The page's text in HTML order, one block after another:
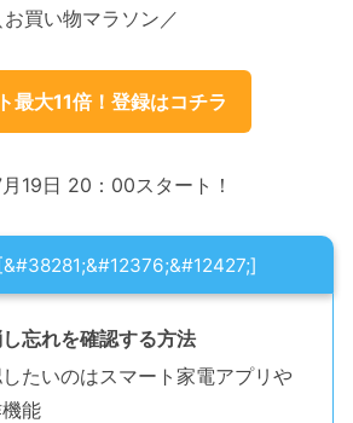
お買い物マラソン／
最大11倍！登録はコチラ
19日 20：00スタート！
忘れを確認する方法
たいのはスマート家電アプリや
能